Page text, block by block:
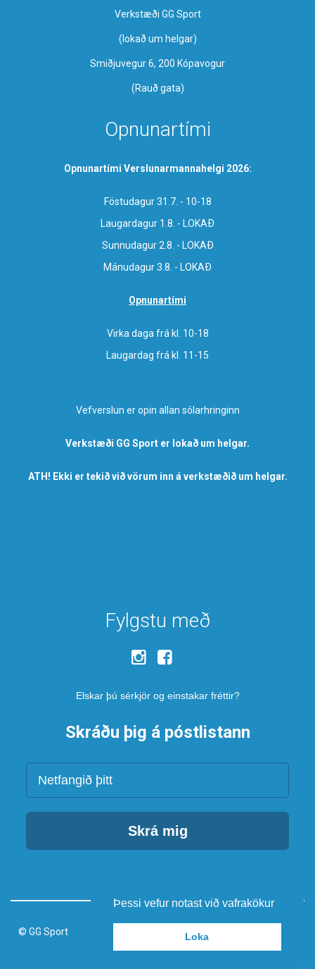
Þessi vefur notast við vafrakökur
Loka
Verkstæði GG Sport
​(lokað um helgar)
Smiðjuvegur 6, 200 Kópavogur
(Rauð gata)
Opnunartími
Opnunartími Verslunarmannahelgi 2026:
Föstudagur 31.7. - 10-18
Laugardagur 1.8. - LOKAÐ
Sunnudagur 2.8. - LOKAÐ
Mánudagur 3.8. - LOKAÐ
Opnunartími
Virka daga frá kl. 10-18
Laugardag frá kl. 11-15
Vefverslun er opin allan sólarhringinn
Verkstæði GG Sport er lokað um helgar.
ATH! Ekki er tekið við vörum inn á verkstæðið um helgar.
Fylgstu með
Elskar þú sérkjör og einstakar fréttir?
Skráðu þig á póstlistann
Netfang
Skrá mig
© GG Sport
Keyrir á vefumsjónarkerfi Smartmedia